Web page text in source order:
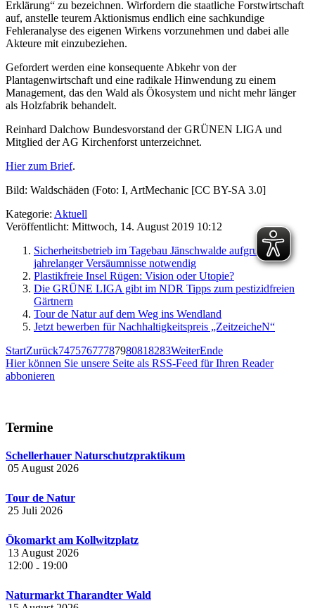
Erklärung“ zu bezeichnen. Wirfordern die staatliche Forstwirtschaft
auf, anstelle teurem Aktionismus endlich eine sachkundige
Fehleranalyse des eigenen Wirkens vorzunehmen und dabei alle
Akteure mit einzubeziehen.
Gefordert werden eine konsequente Abkehr von der
Plantagenwirtschaft und eine radikale Hinwendung zu einem
Management, das den Wald als Ökosystem und nicht mehr länger
als Holzfabrik behandelt.
Reinhard Dalchow Bundesvorstand der GRÜNEN LIGA und
Mitglied der AG Kirchenforst unterzeichnet.
Hier zum Brief.
Bild: Waldschäden (Foto: I, ArtMechanic [CC BY-SA 3.0]
Kategorie: Aktuell
Veröffentlicht: Mittwoch, 14. August 2019 10:12
Sicherheitsbetrieb im Tagebau Jänschwalde aufgrund
jahrelanger Versäumnisse notwendig
Plastikfreie Insel Rügen: Vision oder Utopie?
Die GRÜNE LIGA gibt im NDR Tipps zum pestizidfreien
Gärtnern
Tour de Natur auf dem Weg ins Wendland
Jetzt bewerben für Nachhaltigkeitspreis „ZeitzeicheN“
StartZurück74757677787980818283WeiterEnde
Hier können Sie unsere Seite als RSS-Feed für Ihren Reader
abbonieren
Termine
Schellerhauer Naturschutzpraktikum
05 August 2026
Tour de Natur
25 Juli 2026
Ökomarkt am Kollwitzplatz
13 August 2026
12:00 - 19:00
Naturmarkt Tharandter Wald